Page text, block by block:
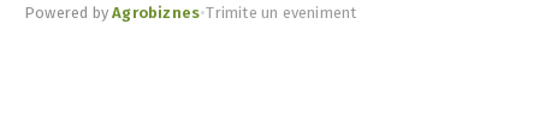
Powered byAgrobiznes•Trimite un eveniment